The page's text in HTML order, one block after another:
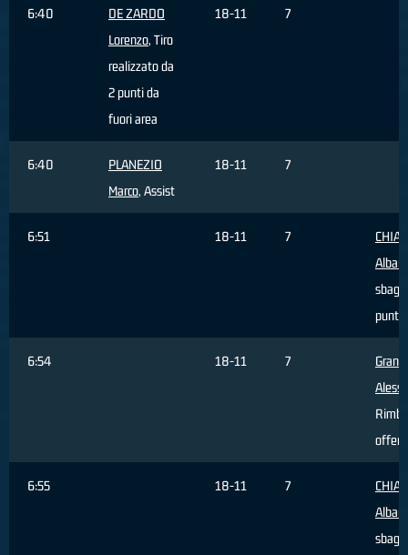
6:40
DE ZARDO
Lorenzo, Tiro
realizzato da
2 punti da
fuori area
18-11 7
6:40
PLANEZIO
Marco, Assist
18-11 7
6:51 18-11 7
punti
6:54 18-11 7
6:55 18-11 7